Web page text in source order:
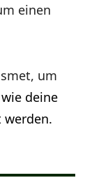
einen
um
deine